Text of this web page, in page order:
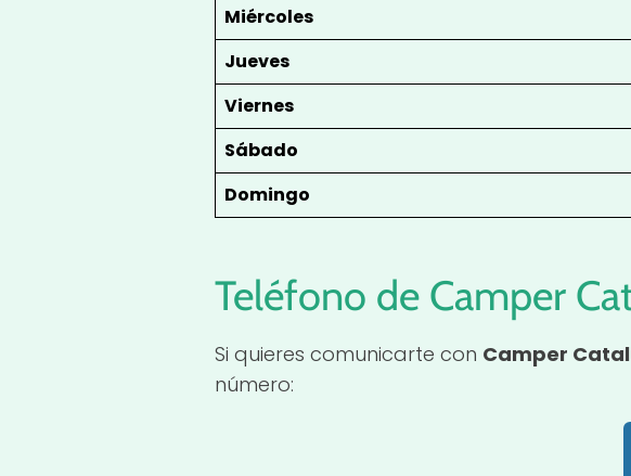
Miércoles
Jueves
Viernes
Sábado
Domingo
Teléfono de Camper
Si quieres comunicarte con Camper
número: